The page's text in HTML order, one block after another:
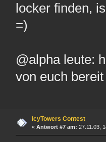
locker finden,
=)
@alpha leute:
von euch
IcyTowers Contest
« Antwort #7 am: 27.11.03,